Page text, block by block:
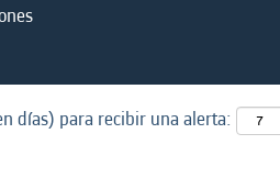
días) para recibir una alerta: